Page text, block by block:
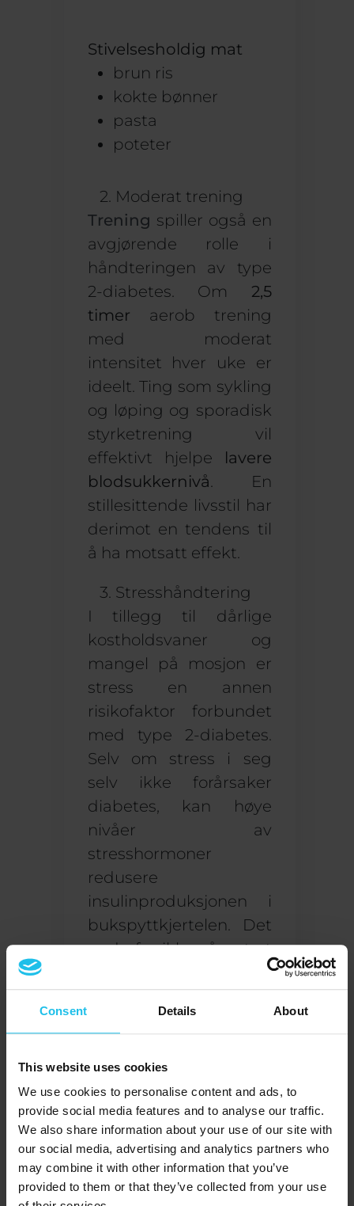
Consent Details About
This website uses cookies
We use cookies to personalise content and ads, to
provide social media features and to analyse our traffic.
We also share information about your use of our site with
our social media, advertising and analytics partners who
may combine it with other information that you’ve
provided to them or that they’ve collected from your use
Stivelsesholdig mat
brun ris
kokte bønner
pasta
poteter
2. Moderat trening
Trening spiller også en
avgjørende rolle i
håndteringen av type
2-diabetes. Om 2,5
timer aerob trening
med moderat
intensitet hver uke er
ideelt. Ting som sykling
og løping og sporadisk
styrketrening vil
effektivt hjelpe lavere
blodsukkernivå. En
stillesittende livsstil har
derimot en tendens til
å ha motsatt effekt.
3. Stresshåndtering
I tillegg til dårlige
kostholdsvaner og
mangel på mosjon er
stress en annen
risikofaktor forbundet
med type 2-diabetes.
Selv om stress i seg
selv ikke forårsaker
diabetes, kan høye
nivåer av
stresshormoner
redusere
insulinproduksjonen i
bukspyttkjertelen. Det
er derfor ikke så rart at
stadig flere studier
viser atstress- og
angsthåndtering
eksempel
kan også bidra til å
holde type 2-diabetes
under kontroll.
Vit at kroppen din er